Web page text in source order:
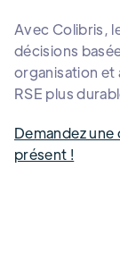
Avec Colibris,
décisions
organisation et
RSE plus
Demandez une
présent !